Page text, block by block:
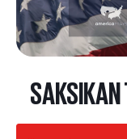
SAKSIKAN